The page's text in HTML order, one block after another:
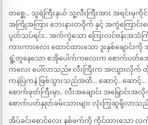
တစ္ဆေ… သူရဲကြီးနှယ် သူ့လီးကြီးအား အရင်းမှကို
အကြိုအကြား ဘေးနားတဝိုက် နှင့် အကွဲကြောင်
ပွတ်သပ်ရင်း.. အက်ကွဲသော ကြေးလင်ဗန်းအသံကြီး
ကားကားလေး ထောင်ထားသော ဒူးနှစ်ချောင်
ရှုံ့တွနေသော စအိုပေါက်ကလေးက စောက်ပတ်
ကလေး ပေါ်လာသည်။ လီးကြီးက အလျားလိုက် ထိုး
ကနဲပြဲကနဲ ဖြစ်သွားသည်အထိ… ဆောင့်.. ဆောင့်…
စောက်ဖုတ်ကြီးမှာ.. လီးအချောင်း အမြှောင်း
စောက်ပတ်နှုတ်ခမ်းသားများ လုံးကြွဆူမို့လာသ
အိပ်ခင်းစောင်လေး နှစ်ဖက်ကို ကိုင်ထားသော လ